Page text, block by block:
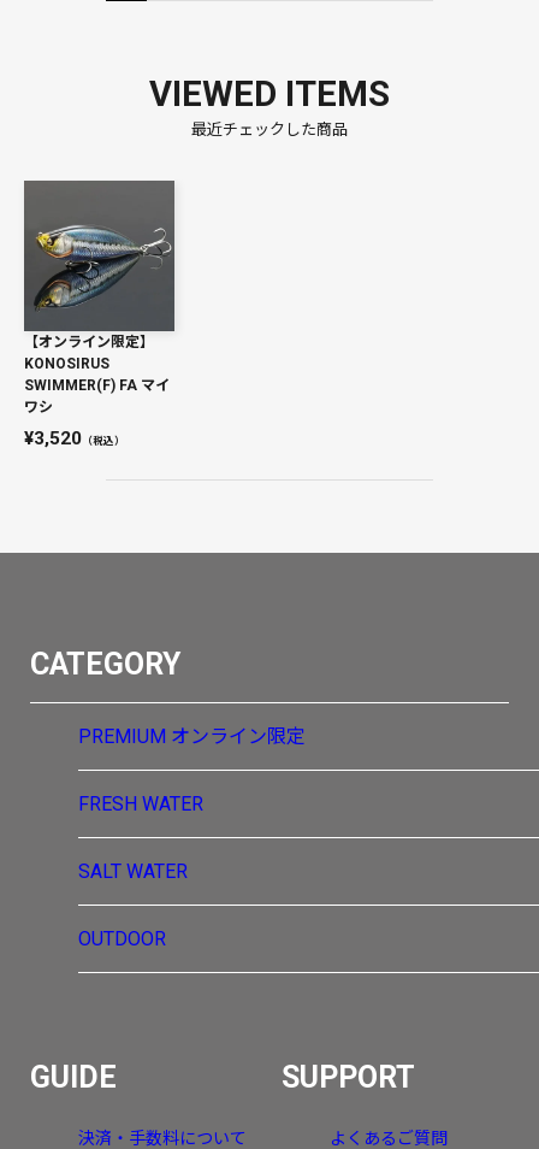
VIEWED ITEMS
最近チェックした商品
【オンライン限定】
KONOSIRUS
SWIMMER(F) FA マイ
ワシ
3,520 （税込）
CATEGORY
PREMIUM オンライン限定
FRESH WATER
SALT WATER
OUTDOOR
GUIDE
決済・手数料について
SUPPORT
よくあるご質問